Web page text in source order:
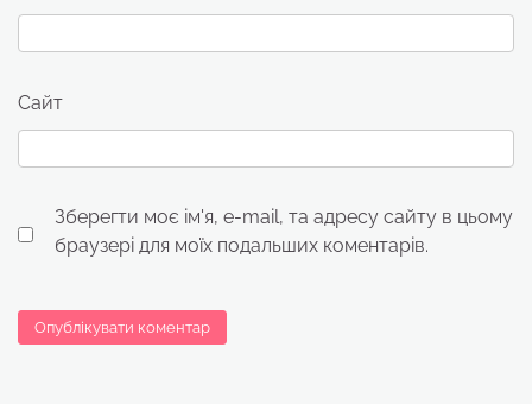
Сайт
Зберегти моє ім'я, e-mail, та адресу сайту в цьому
браузері для моїх подальших коментарів.